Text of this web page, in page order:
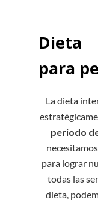
para
La dieta
periodo
para lograr
todas las
dieta,